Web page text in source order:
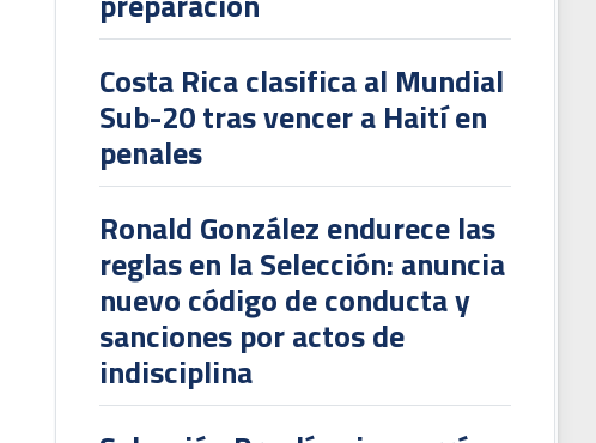
Costa Rica clasifica al Mundial
Sub-20 tras vencer a Haití en
penales
Ronald González endurece las
reglas en la Selección: anuncia
nuevo código de conducta y
sanciones por actos de
indisciplina